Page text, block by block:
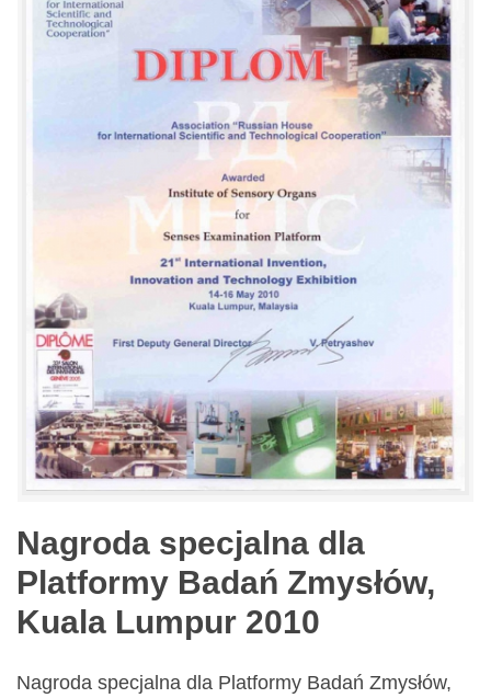
Nagroda specjalna dla
Platformy Badań Zmysłów,
Kuala Lumpur 2010
Nagroda specjalna dla Platformy Badań Zmysłów,